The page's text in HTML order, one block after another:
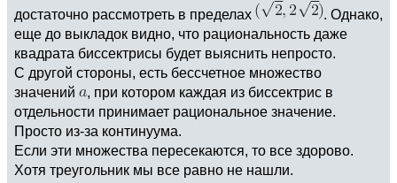
достаточно рассмотреть в пределах
. Однако,
еще до выкладок видно, что рациональность даже
квадрата биссектрисы будет выяснить непросто.
С другой стороны, есть бессчетное множество
значений
, при котором каждая из биссектрис в
отдельности принимает рациональное значение.
Просто из-за континуума.
Если эти множества пересекаются, то все здорово.
Хотя треугольник мы все равно не нашли.